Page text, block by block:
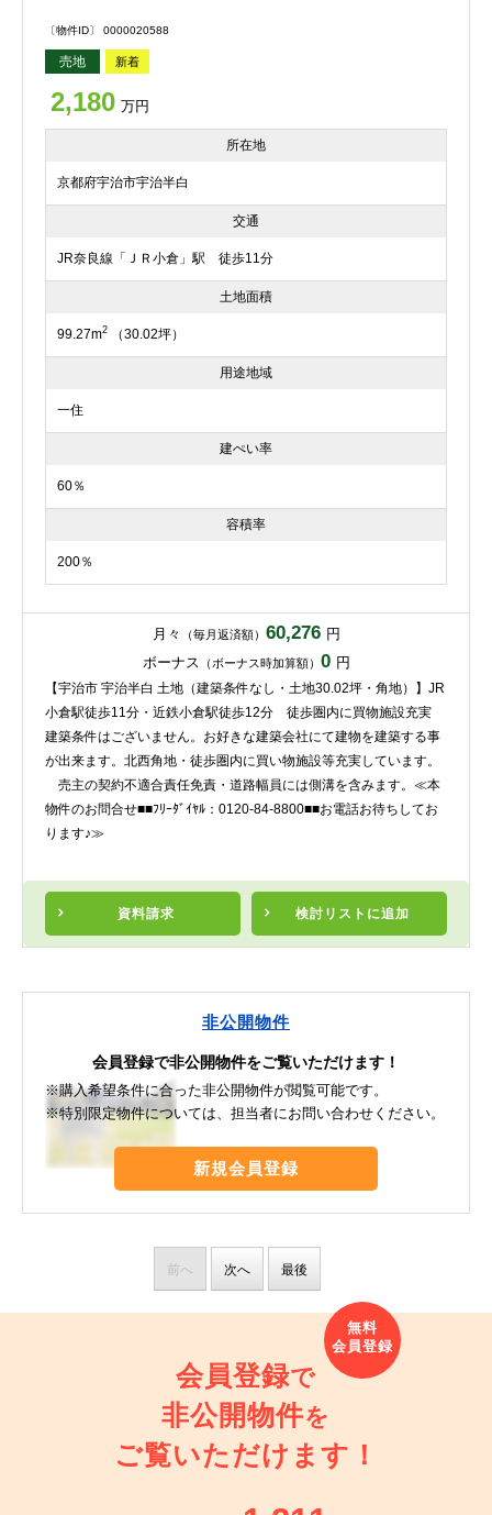
〔物件ID〕 0000020588
売地 新着
2,180 万円
所在地
京都府宇治市宇治半白
交通
JR奈良線「ＪＲ小倉」駅 徒歩11分
土地面積
99.27m2 （30.02坪）
用途地域
一住
建ぺい率
60％
容積率
200％
月々 （毎月返済額） 60,276 円
ボーナス （ボーナス時加算額） 0 円
資料請求 検討リスト に追加
【宇治市 宇治半白 土地（建築条件なし・土地30.02坪・角地）】JR
小倉駅徒歩11分・近鉄小倉駅徒歩12分 徒歩圏内に買物施設充実
建築条件はございません。お好きな建築会社にて建物を建築する事
が出来ます。北西角地・徒歩圏内に買い物施設等充実しています。
売主の契約不適合責任免責・道路幅員には側溝を含みます。≪本
物件のお問合せ■■ﾌﾘｰﾀﾞｲﾔﾙ：0120-84-8800■■お電話お待ちしてお
ります♪≫
非公開物件
会員登録で非公開物件をご覧いただけます！
※購入希望条件に合った非公開物件が閲覧可能です。
※特別限定物件については、担当者にお問い合わせください。
新規会員登録
前へ 次へ 最後
会員登録で
非公開物件を
ご覧いただけます！